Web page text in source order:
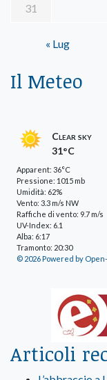
31
« Lug
Il Meteo
Clear sky
31°C
Apparent: 36°C
Pressione: 1015 mb
Umidità: 62%
Vento: 3.3 m/s NW
Raffiche di vento: 9.7 m/s
UV-Index: 6.1
Alba: 6:17
Tramonto: 20:30
© 2026 Powered by
Articoli